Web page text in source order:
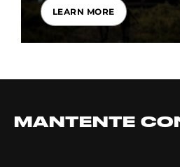
LEARN MORE
MANTENTE